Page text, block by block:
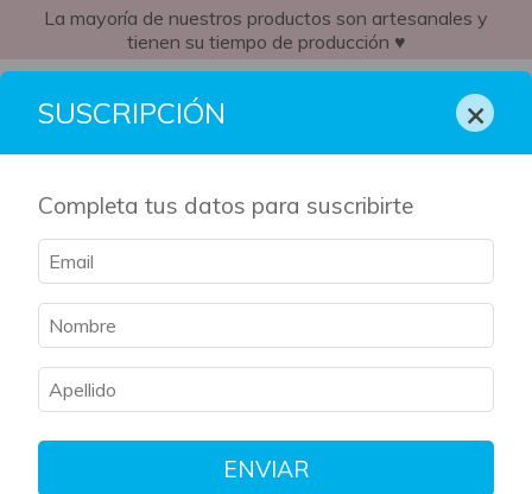
La mayoría de nuestros productos son artesanales y
tienen su tiempo de producción ♥
SUSCRIPCIÓN ×
Completa tus datos para suscribirte
ENVIAR